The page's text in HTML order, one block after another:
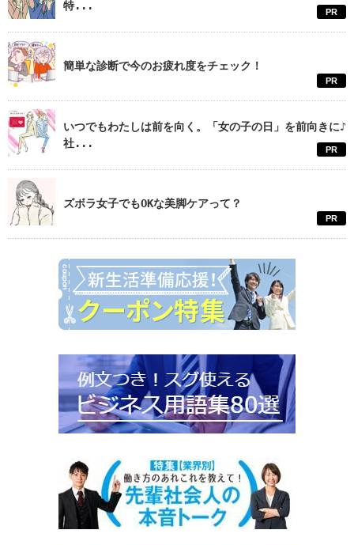
特... PR
簡単な診断で今のお疲れ度をチェック！
PR
いつでもわたしは前を向く。「女の子の日」を前向きに♪
社...
PR
ズボラ女子でもOKな美脚ケアって？
PR